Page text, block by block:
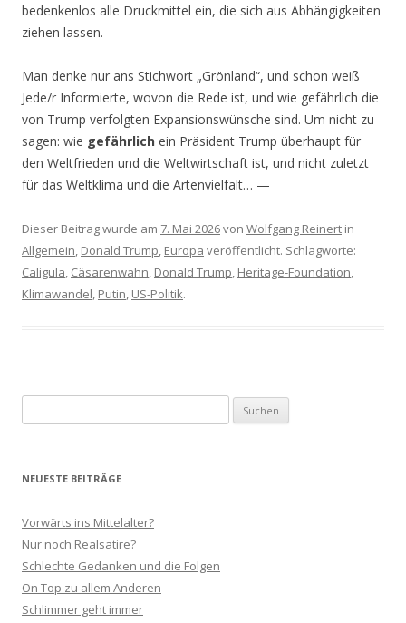
bedenkenlos alle Druckmittel ein, die sich aus Abhängigkeiten
ziehen lassen.
Man denke nur ans Stichwort „Grönland“, und schon weiß
Jede/r Informierte, wovon die Rede ist, und wie gefährlich die
von Trump verfolgten Expansionswünsche sind. Um nicht zu
sagen: wie gefährlich ein Präsident Trump überhaupt für
den Weltfrieden und die Weltwirtschaft ist, und nicht zuletzt
für das Weltklima und die Artenvielfalt… —
Dieser Beitrag wurde am 7. Mai 2026von Wolfgang Reinert in
Allgemein, Donald Trump, Europa veröffentlicht. Schlagworte:
Caligula, Cäsarenwahn, Donald Trump, Heritage-Foundation,
Klimawandel, Putin, US-Politik.
nach:
NEUESTE BEITRÄGE
Vorwärts ins Mittelalter?
Nur noch Realsatire?
Schlechte Gedanken und die Folgen
On Top zu allem Anderen
Schlimmer geht immer